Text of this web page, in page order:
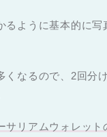
るように基本的に写
くなるので、2回分
サリアムウォレット